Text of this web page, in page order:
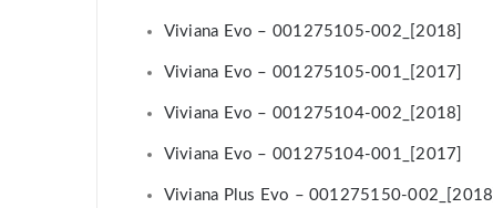
Viviana Evo – 001275105-002_[2018]
Viviana Evo – 001275105-001_[2017]
Viviana Evo – 001275104-002_[2018]
Viviana Evo – 001275104-001_[2017]
Viviana Plus Evo – 001275150-002_[2018]